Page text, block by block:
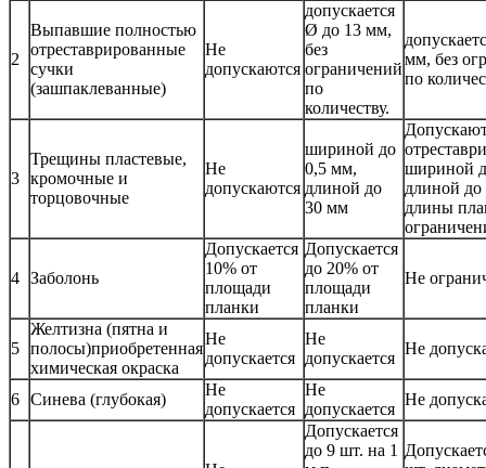
2
Выпавшие полностью
отреставрированные
сучки
(зашпаклеванные)
Не
допускаются
допускается
Ø до 13 мм,
без
ограничений
по
количеству.
мм, без
по
3
Трещины пластевые,
кромочные и
торцовочные
Не
допускаются
шириной до
0,5 мм,
длиной до
30 мм
шириной
длиной до
длины
4 Заболонь
Допускается
10% от
площади
планки
Допускается
до 20% от
площади
планки
Не
5
Желтизна (пятна и
полосы)приобретенная
химическая окраска
Не
допускается
Не
допускается
Не
6 Синева (глубокая)
Не
допускается
Не
допускается
Не
Допускается
до 9 шт. на 1